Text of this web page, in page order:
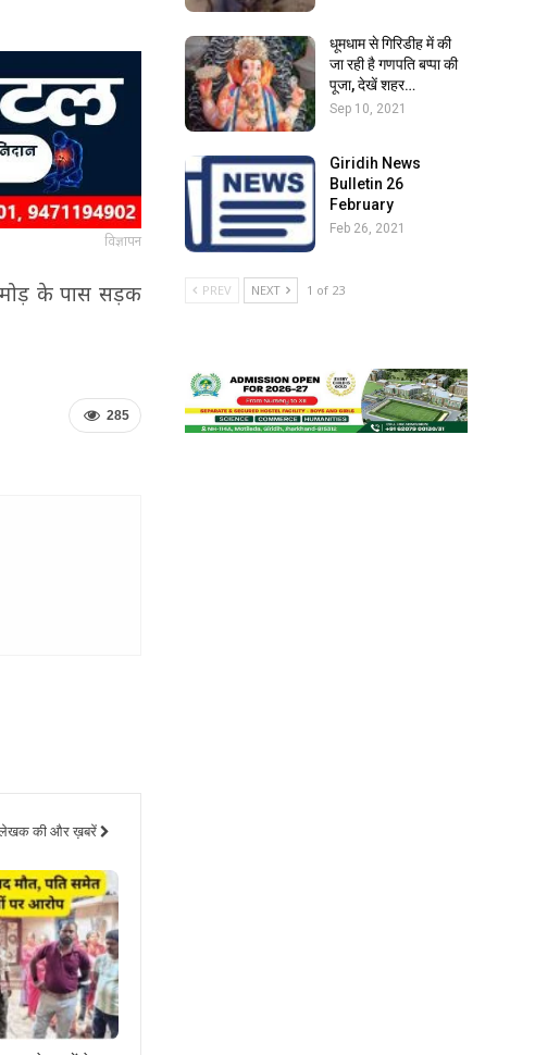
विज्ञापन
मोड़ के पास सड़क
285
की और ख़बरें
धूमधाम से गिरिडीह में की
जा रही है गणपति बप्पा की
पूजा, देखें शहर…
Sep 10, 2021
Giridih News
Bulletin 26
February
Feb 26, 2021
PREV NEXT 1 of 23